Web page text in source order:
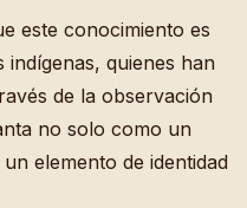
este conocimiento es
quienes han
de la observación
no solo como un
elemento de identidad